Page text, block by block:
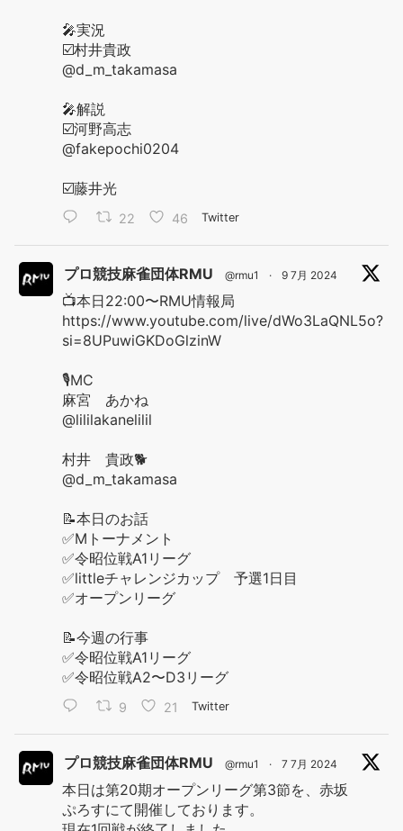
🎤実況
☑️村井貴政
@d_m_takamasa
🎤解説
☑️河野高志
@fakepochi0204
☑️藤井光
22 46 Twitter
プロ競技麻雀団体RMU @rmu1 · 9 7月 2024
📺本日22:00〜RMU情報局
https://www.youtube.com/live/dWo3LaQNL5o?
si=8UPuwiGKDoGlzinW
🎙️MC
麻宮 あかね
@lililakanelilil
村井 貴政🐕
@d_m_takamasa
📝本日のお話
✅Mトーナメント
✅令昭位戦A1リーグ
✅littleチャレンジカップ 予選1日目
✅オープンリーグ
📝今週の行事
✅令昭位戦A1リーグ
✅令昭位戦A2〜D3リーグ
9 21 Twitter
プロ競技麻雀団体RMU @rmu1 · 7 7月 2024
本日は第20期オープンリーグ第3節を、赤坂
ぷろすにて開催しております。